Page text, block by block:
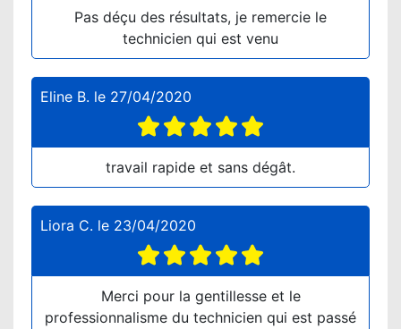
Pas déçu des résultats, je remercie le
technicien qui est venu
Eline B. le 27/04/2020
travail rapide et sans dégât.
Liora C. le 23/04/2020
Merci pour la gentillesse et le
professionnalisme du technicien qui est passé